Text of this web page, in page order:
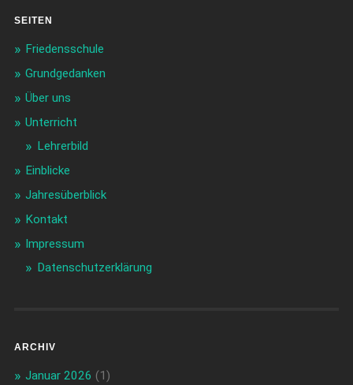
SEITEN
Friedensschule
Grundgedanken
Über uns
Unterricht
Lehrerbild
Einblicke
Jahresüberblick
Kontakt
Impressum
Datenschutzerklärung
ARCHIV
Januar 2026 (1)